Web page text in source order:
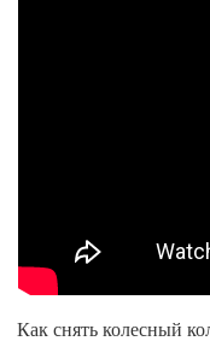
Как снять колесный